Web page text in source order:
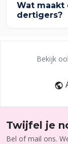
Wat maakt
dertigers?
Bekijk
Twijfel je
Bel of mail ons.